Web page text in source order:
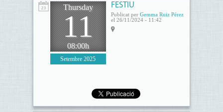
Thursday
11
08:00h
Setembre 2025
FESTIU
Publicat per Gemma Ruiz Pérez
el 26/11/2024 - 11:42